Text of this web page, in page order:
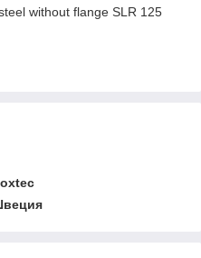
without flange SLR 125